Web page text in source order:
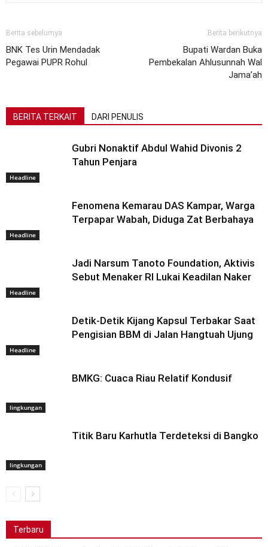
Berita sebelumya
BNK Tes Urin Mendadak
Pegawai PUPR Rohul
Berita berikutnya
Bupati Wardan Buka
Pembekalan Ahlusunnah Wal
Jama’ah
BERITA TERKAIT DARI PENULIS
Headline
Gubri Nonaktif Abdul Wahid Divonis 2
Tahun Penjara
Headline
Fenomena Kemarau DAS Kampar, Warga
Terpapar Wabah, Diduga Zat Berbahaya
Headline
Jadi Narsum Tanoto Foundation, Aktivis
Sebut Menaker RI Lukai Keadilan Naker
Headline
Detik-Detik Kijang Kapsul Terbakar Saat
Pengisian BBM di Jalan Hangtuah Ujung
lingkungan
BMKG: Cuaca Riau Relatif Kondusif
lingkungan
Titik Baru Karhutla Terdeteksi di Bangko
Terbaru